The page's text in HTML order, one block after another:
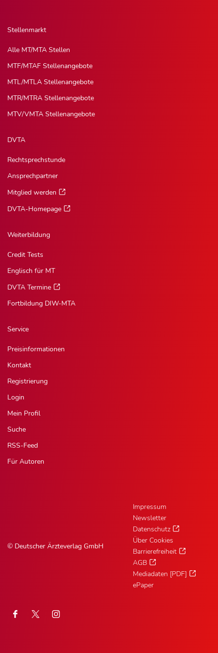
Stellenmarkt
Alle MT/MTA Stellen
MTF/MTAF Stellenangebote
MTL/MTLA Stellenangebote
MTR/MTRA Stellenangebote
MTV/VMTA Stellenangebote
DVTA
Rechtsprechstunde
Ansprechpartner
Mitglied werden
DVTA-Homepage
Weiterbildung
Credit Tests
Englisch für MT
DVTA Termine
Fortbildung DIW-MTA
Service
Preisinformationen
Kontakt
Registrierung
Login
Mein Profil
Suche
RSS-Feed
Für Autoren
© Deutscher Ärzteverlag GmbH
Impressum
Newsletter
Datenschutz
Über Cookies
Barrierefreiheit
AGB
Mediadaten [PDF]
ePaper